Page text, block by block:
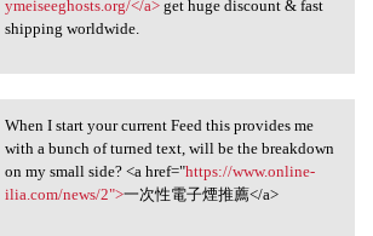
ymeiseeghosts.org/</a>get huge discount & fast
shipping worldwide.
I start your current
When I start your current Feed this provides me
with a bunch of turned text, will be the breakdown
on my small side? <a href="https://www.online-
ilia.com/news/2">一次性電子煙推薦</a>